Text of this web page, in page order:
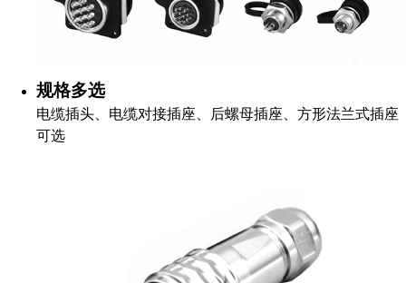
规格多选
电缆插头、电缆对接插座、后螺母插座、方形法兰式插座
可选